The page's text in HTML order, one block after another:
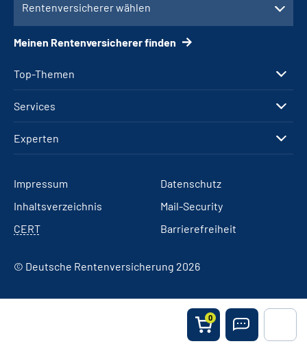
0
Top-Themen
Services
Experten
Rentenversicherer wählen
Meinen Rentenversicherer finden
Impressum
Datenschutz
Inhaltsverzeichnis
Mail-Security
CERT
Barrierefreiheit
© Deutsche Rentenversicherung 2026